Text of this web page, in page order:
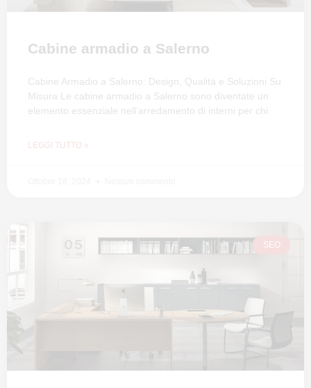
Cabine armadio a Salerno
Cabine Armadio a Salerno: Design, Qualità e Soluzioni Su
Misura Le cabine armadio a Salerno sono diventate un
elemento essenziale nell’arredamento di interni per chi
LEGGI TUTTO »
SEO